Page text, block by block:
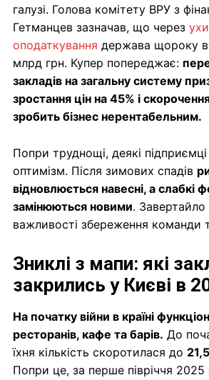
галузі. Голова комітету ВРУ з
Гетманцев зазначав, що через
оподаткування держава щороку
млрд грн. Купер попереджає:
закладів на загальну систему
зростання цін на 45% і
зробить бізнес нерентабельним.
Попри труднощі, деякі підприємці
оптимізм. Після зимових спадів
відновлюється навесні, а слабкі
замінюються новими.
важливості збереження команди
Зниклі з мапи: які
закрились у Києві в
На початку війни в країні
ресторанів, кафе та барів. До
їхня кількість скоротилася до
Попри це, за перше півріччя